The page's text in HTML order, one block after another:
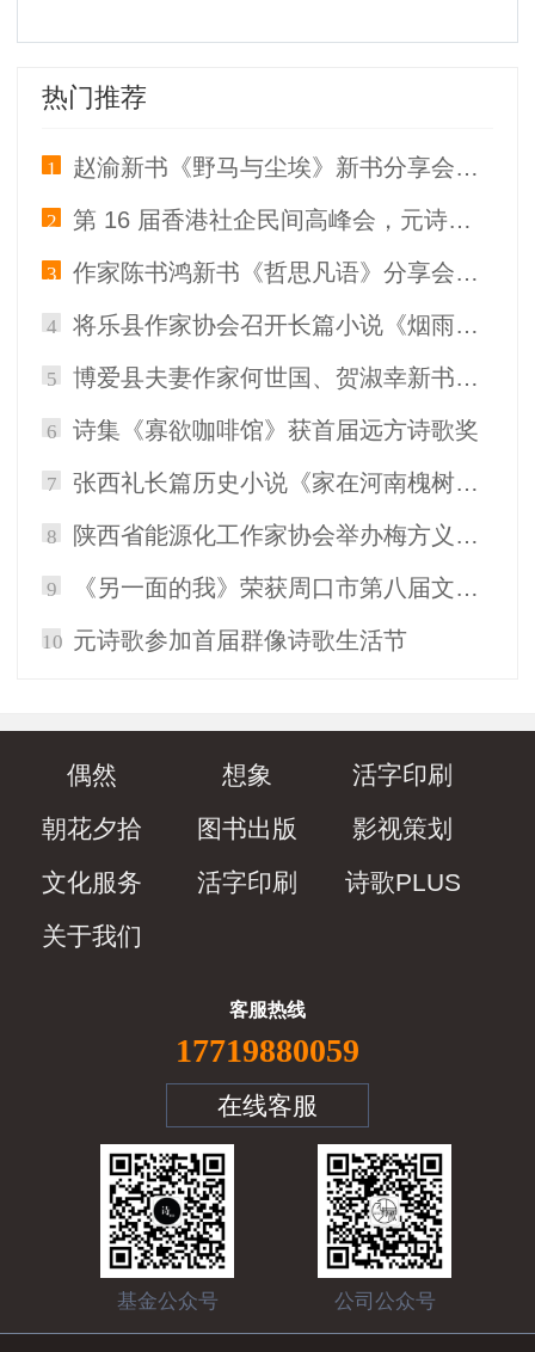
热门推荐
1 赵渝新书《野马与尘埃》新书分享会在我在书店成功举办
2 第 16 届香港社企民间高峰会，元诗歌香港合伙人王东岳随访香港社企
3 作家陈书鸿新书《哲思凡语》分享会郑州举办
4 将乐县作家协会召开长篇小说《烟雨金溪》作品研讨
5 博爱县夫妻作家何世国、贺淑幸新书《情归太行》与读者见面
6 诗集《寡欲咖啡馆》获首届远方诗歌奖
7 张西礼长篇历史小说《家在河南槐树营》研讨会于夏邑县文学艺术中心举行
8 陕西省能源化工作家协会举办梅方义长篇小说《地火》作品分享会
9 《另一面的我》荣获周口市第八届文学艺术优秀成果奖
10 元诗歌参加首届群像诗歌生活节
偶然 想象
活字印刷
朝花夕拾
图书出版
影视策划
文化服务
活字印刷
诗歌PLUS
关于我们
客服热线
17719880059
在线客服
基金公众号 公司公众号